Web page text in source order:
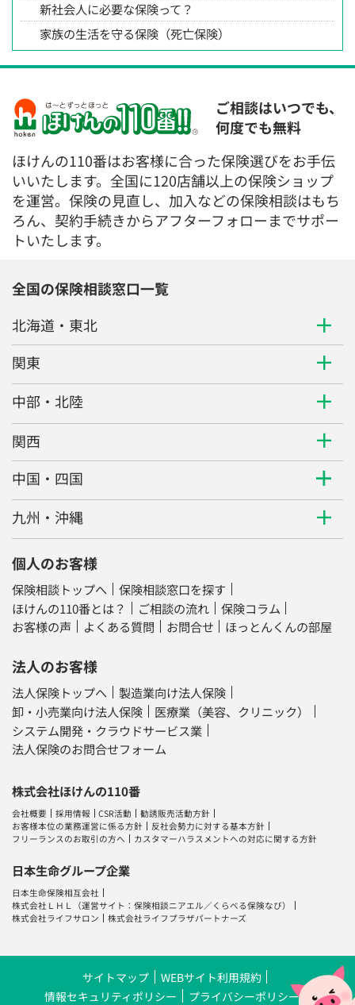
新社会人に必要な保険って？
家族の生活を守る保険（死亡保険）
ご相談はいつでも、
何度でも無料
ほけんの110番はお客様に合った保険選びをお手伝
いいたします。全国に120店舗以上の保険ショップ
を運営。保険の見直し、加入などの保険相談はもち
ろん、契約手続きからアフターフォローまでサポー
トいたします。
全国の保険相談窓口一覧
北海道・東北
関東
中部・北陸
関西
中国・四国
九州・沖縄
個人のお客様
保険相談トップへ
保険相談窓口を探す
ほけんの110番とは？
ご相談の流れ
保険コラム
お客様の声
よくある質問 お問合せ ほっとんくんの部屋
法人のお客様
法人保険トップへ
製造業向け法人保険
卸・小売業向け法人保険
医療業（美容、クリニック）
システム開発・クラウドサービス業
法人保険のお問合せフォーム
株式会社ほけんの110番
会社概要 採用情報 CSR活動
勧誘販売活動方針
お客様本位の業務運営に係る方針
反社会勢力に対する基本方針
フリーランスのお取引の方へ
カスタマーハラスメントへの対応に関する方針
日本生命グループ企業
日本生命保険相互会社
株式会社ＬＨＬ （運営サイト：保険相談ニアエル／ くらべる保険なび）
株式会社ライフサロン
株式会社ライフプラザパートナーズ
サイトマップ
WEBサイト利用規約
情報セキュリティポリシー
プライバシーポリシー